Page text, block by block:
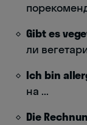
Gibt es
ли
Ich bin
на ...
Die